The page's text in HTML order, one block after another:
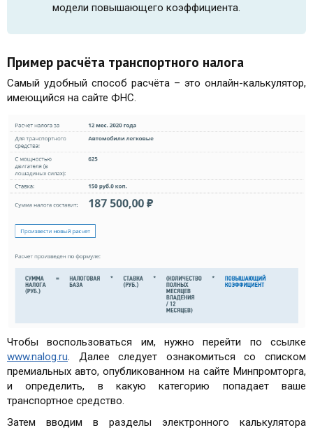
модели повышающего коэффициента.
Пример расчёта транспортного налога
Самый удобный способ расчёта – это онлайн-калькулятор,
имеющийся на сайте ФНС.
Чтобы воспользоваться им, нужно перейти по ссылке
www.nalog.ru. Далее следует ознакомиться со списком
премиальных авто, опубликованном на сайте Минпромторга,
и определить, в какую категорию попадает ваше
транспортное средство.
Затем вводим в разделы электронного калькулятора